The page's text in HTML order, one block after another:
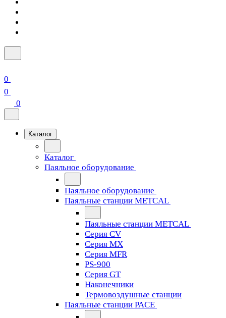
0
0
0
Каталог
Каталог
Паяльное оборудование
Паяльное оборудование
Паяльные станции METCAL
Паяльные станции METCAL
Серия CV
Серия MX
Серия MFR
PS-900
Серия GT
Наконечники
Термовоздушные станции
Паяльные станции PACE